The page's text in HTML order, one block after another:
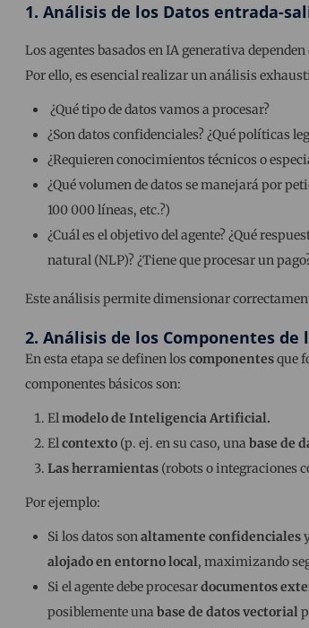
1. Análisis de los Datos entrada-
Los agentes basados en IA generativa
Por ello, es esencial realizar un análisis
¿Qué tipo de datos vamos a procesar?
¿Son datos confidenciales? ¿Qué políticas
¿Requieren conocimientos técnicos o
¿Qué volumen de datos se manejará por
100 000 líneas, etc.?)
¿Cuál es el objetivo del agente? ¿Qué
natural (NLP)? ¿Tiene que procesar un
Este análisis permite dimensionar
2. Análisis de los Componentes de
En esta etapa se definen los componentesque
componentes básicos son:
Elmodelo de Inteligencia Artificial.
Elcontexto(p. ej. en su caso, una base de
Las herramientas (robots o integraciones
Por ejemplo:
Si los datos sonaltamente confidenciales
alojado en entorno local, maximizando
Si el agente debe procesardocumentos
posiblemente una base de datos vectorial